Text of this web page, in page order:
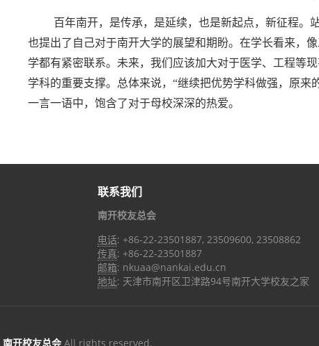
百年南开，是传承，是延续，也是新起点，新征程。
也提出了自己对于南开大学的展望和期盼。在学长看来，
学都有紧密联系。未来，我们应该加大对于医学、工程等
学科的重要支撑。总体来说，“继续把优势学科做强，原来
一言一语中，饱含了对于母校深深的热爱。
联系我们
南开校友总会
电话: +86-22-23501887, 23509600, 23508862
传真: +86-22-23501887
邮箱: nkuaa@nankai.edu.cn
地址: 天津市南开区卫津路94号南开大学校友之家
南开校友总会 All rights reserved.